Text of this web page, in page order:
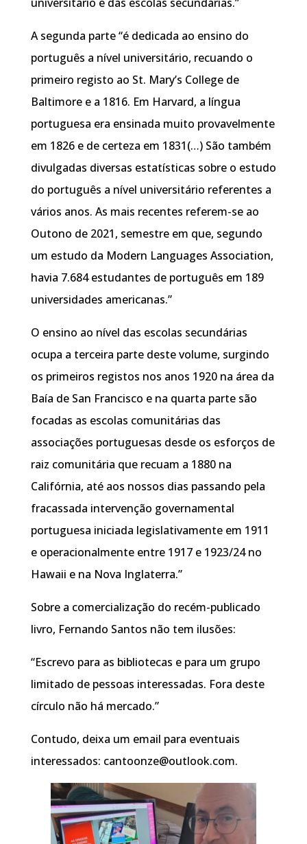
A segunda parte “é dedicada ao ensino do
português a nível universitário, recuando o
primeiro registo ao St. Mary’s College de
Baltimore e a 1816. Em Harvard, a língua
portuguesa era ensinada muito provavelmente
em 1826 e de certeza em 1831(…) São também
divulgadas diversas estatísticas sobre o estudo
do português a nível universitário referentes a
vários anos. As mais recentes referem-se ao
Outono de 2021, semestre em que, segundo
um estudo da Modern Languages Association,
havia 7.684 estudantes de português em 189
universidades americanas.”
O ensino ao nível das escolas secundárias
ocupa a terceira parte deste volume, surgindo
os primeiros registos nos anos 1920 na área da
Baía de San Francisco e na quarta parte são
focadas as escolas comunitárias das
associações portuguesas desde os esforços de
raiz comunitária que recuam a 1880 na
Califórnia, até aos nossos dias passando pela
fracassada intervenção governamental
portuguesa iniciada legislativamente em 1911
e operacionalmente entre 1917 e 1923/24 no
Hawaii e na Nova Inglaterra.”
Sobre a comercialização do recém-publicado
livro, Fernando Santos não tem ilusões:
“Escrevo para as bibliotecas e para um grupo
limitado de pessoas interessadas. Fora deste
círculo não há mercado.”
Contudo, deixa um email para eventuais
interessados: cantoonze@outlook.com.